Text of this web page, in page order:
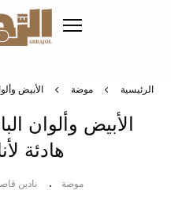
الرئيسية موضة الأبيض
الأبيض وألوان
هادئة
موضة نادين